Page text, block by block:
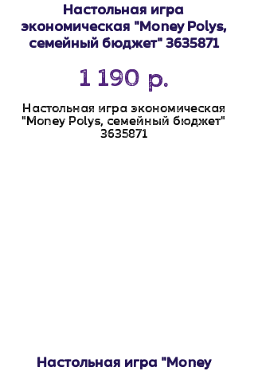
Настольная игра
экономическая "Money Polys,
семейный бюджет" 3635871
1 190 р.
Настольная игра экономическая
"Money Polys, семейный бюджет"
3635871
Настольная игра "Money